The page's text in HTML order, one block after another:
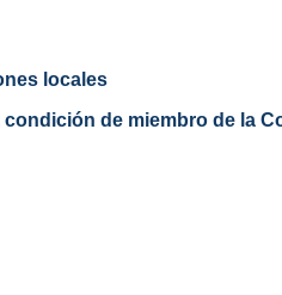
locales
de miembro de la